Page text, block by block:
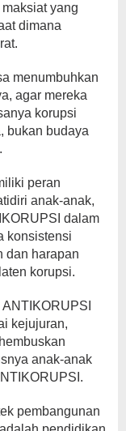
yang
dimana
menumbuhkan
agar mereka
korupsi
bukan budaya
peran
anak-anak,
dalam
konsistensi
dan harapan
korupsi.
kejujuran,
anak-anak
pembangunan